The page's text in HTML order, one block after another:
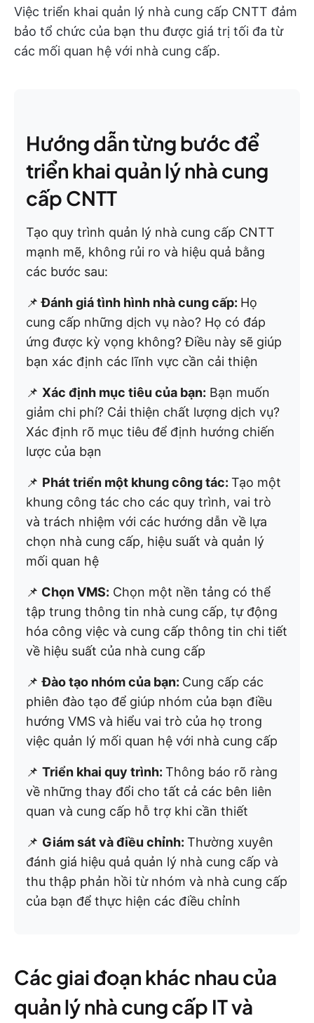
Việc triển khai quản lý nhà cung cấp CNTT đảm
bảo tổ chức của bạn thu được giá trị tối đa từ
các mối quan hệ với nhà cung cấp.
Hướng dẫn từng bước để
triển khai quản lý nhà cung
cấp CNTT
Tạo quy trình quản lý nhà cung cấp CNTT
mạnh mẽ, không rủi ro và hiệu quả bằng
các bước sau:
📌 Đánh giá tình hình nhà cung cấp: Họ
cung cấp những dịch vụ nào? Họ có đáp
ứng được kỳ vọng không? Điều này sẽ giúp
bạn xác định các lĩnh vực cần cải thiện
📌 Xác định mục tiêu của bạn: Bạn muốn
giảm chi phí? Cải thiện chất lượng dịch vụ?
Xác định rõ mục tiêu để định hướng chiến
lược của bạn
📌 Phát triển một khung công tác: Tạo một
khung công tác cho các quy trình, vai trò
và trách nhiệm với các hướng dẫn về lựa
chọn nhà cung cấp, hiệu suất và quản lý
mối quan hệ
📌 Chọn VMS: Chọn một nền tảng có thể
tập trung thông tin nhà cung cấp, tự động
hóa công việc và cung cấp thông tin chi tiết
về hiệu suất của nhà cung cấp
📌Đào tạo nhóm của bạn: Cung cấp các
phiên đào tạo để giúp nhóm của bạn điều
hướng VMS và hiểu vai trò của họ trong
việc quản lý mối quan hệ với nhà cung cấp
📌 Triển khai quy trình: Thông báo rõ ràng
về những thay đổi cho tất cả các bên liên
quan và cung cấp hỗ trợ khi cần thiết
📌 Giám sát và điều chỉnh: Thường xuyên
đánh giá hiệu quả quản lý nhà cung cấp và
thu thập phản hồi từ nhóm và nhà cung cấp
của bạn để thực hiện các điều chỉnh
Các giai đoạn khác nhau của
quản lý nhà cung cấp IT và